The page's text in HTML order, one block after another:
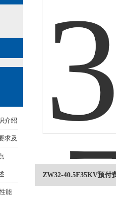
介绍
求及
能
ZW32-40.5F35KV预付